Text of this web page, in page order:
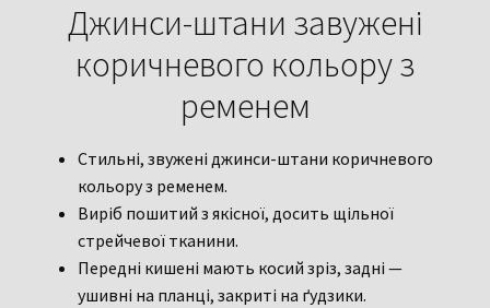
розмірДжинси-штани завужені
коричневого кольору з
ременем
Стильні, звужені джинси-штани коричневого
кольору з ременем.
Виріб пошитий з якісної, досить щільної
стрейчевої тканини.
Передні кишені мають косий зріз, задні —
ушивні на планці, закриті на ґудзики.